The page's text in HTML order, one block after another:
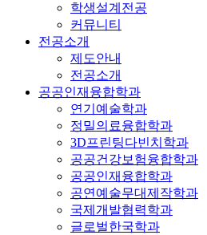
학생설계전공
커뮤니티
전공소개
제도안내
전공소개
공공인재융합학과
연기예술학과
정밀의료융합학과
3D프린팅다빈치학과
공공건강보험융합학과
공공인재융합학과
공연예술무대제작학과
국제개발협력학과
글로벌한국학과